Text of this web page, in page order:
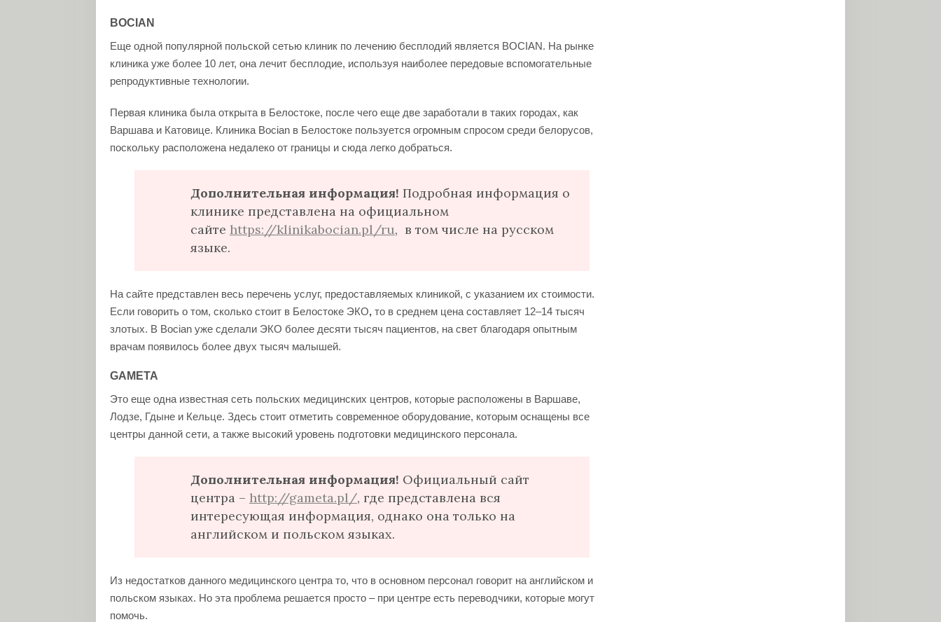
BOCIAN
Еще одной популярной польской сетью клиник по лечению бесплодий является BOCIAN. На рынке
клиника уже более 10 лет, она лечит бесплодие, используя наиболее передовые вспомогательные
репродуктивные технологии.
Первая клиника была открыта в Белостоке, после чего еще две заработали в таких городах, как
Варшава и Катовице. Клиника Bocian в Белостоке пользуется огромным спросом среди белорусов,
поскольку расположена недалеко от границы и сюда легко добраться.
Дополнительная информация! Подробная информация о
клинике представлена на официальном
сайте https://klinikabocian.pl/ru, в том числе на русском
языке.
На сайте представлен весь перечень услуг, предоставляемых клиникой, с указанием их стоимости.
Если говорить о том, сколько стоит в Белостоке ЭКО, то в среднем цена составляет 12–14 тысяч
злотых. В Bocian уже сделали ЭКО более десяти тысяч пациентов, на свет благодаря опытным
врачам появилось более двух тысяч малышей.
GAMETA
Это еще одна известная сеть польских медицинских центров, которые расположены в Варшаве,
Лодзе, Гдыне и Кельце. Здесь стоит отметить современное оборудование, которым оснащены все
центры данной сети, а также высокий уровень подготовки медицинского персонала.
Дополнительная информация! Официальный сайт
центра – http://gameta.pl/, где представлена вся
интересующая информация, однако она только на
английском и польском языках.
Из недостатков данного медицинского центра то, что в основном персонал говорит на английском и
польском языках. Но эта проблема решается просто – при центре есть переводчики, которые могут
помочь.